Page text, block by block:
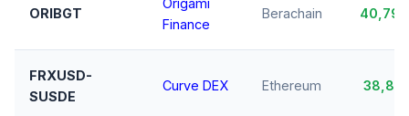
ORIBGT
Origami
Finance
Berachain
FRXUSD-
SUSDE
Curve DEX Ethereum